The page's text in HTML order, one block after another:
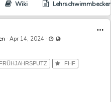
Wiki Lehrschwimmbecken
· Apr 14, 2024 · Last updated Apr
FRÜHJAHRSPUTZ
FHF